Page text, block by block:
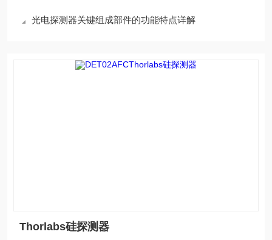
光电探测器关键组成部件的功能特点详解
Thorlabs硅探测器